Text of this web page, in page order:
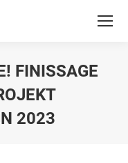
FINISSAGE
2023